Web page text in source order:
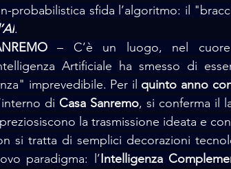
probabilistica sfida l’algoritmo: il
.
– C’è un luogo, nel cuore
Artificiale ha smesso di
imprevedibile. Per il quinto anno
di Casa Sanremo, si conferma il
la trasmissione ideata e
si tratta di semplici decorazioni
paradigma: l’Intelligenza